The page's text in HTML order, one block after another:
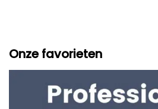
Onze favorieten